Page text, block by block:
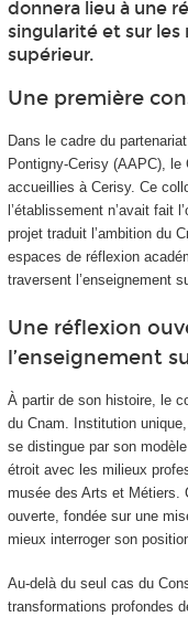
donnera lieu à une
singularité et sur les
supérieur.
Une première
Dans le cadre du
Pontigny-Cerisy (AAPC),
accueillies à Cerisy. Ce
l’établissement n’avait fait
projet traduit l’ambition du
espaces de réflexion
traversent l’enseignement
Une réflexion
l’enseignement
À partir de son histoire, le
du Cnam. Institution
se distingue par son
étroit avec les milieux
musée des Arts et Métiers.
ouverte, fondée sur une
mieux interroger son
Au-delà du seul cas du
transformations profondes